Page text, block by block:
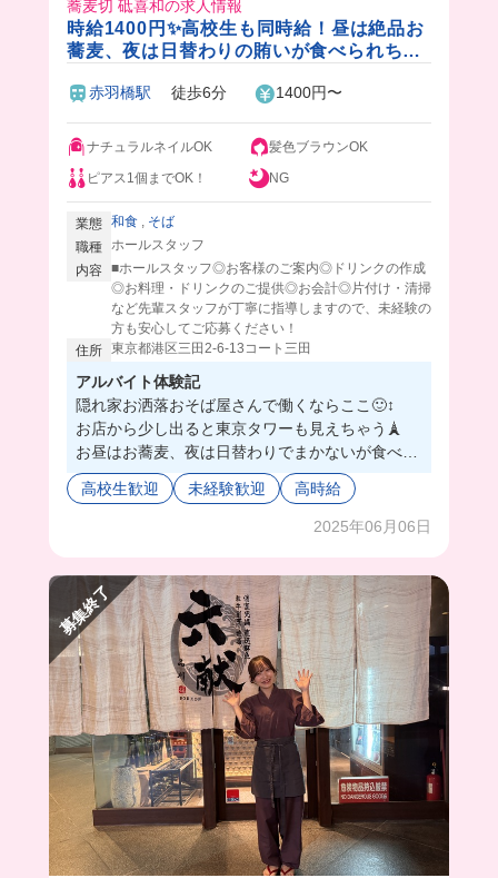
蕎麦切 砥喜和の求人情報
時給1400円✨高校生も同時給！昼は絶品お
蕎麦、夜は日替わりの賄いが食べられちゃ
赤羽橋駅 徒歩6分 1400円〜
ナチュラルネイルOK
髪色ブラウンOK
ピアス1個までOK！
NG
業態 和食 , そば
職種 ホールスタッフ
内容 ■ホールスタッフ◎お客様のご案内◎ドリンクの作成
◎お料理・ドリンクのご提供◎お会計◎片付け・清掃
など先輩スタッフが丁寧に指導しますので、未経験の
方も安心してご応募ください！
住所 東京都港区三田2-6-13コート三田
アルバイト体験記
隠れ家お洒落おそば屋さんで働くならここ🙂‍↕️
お店から少し出ると東京タワーも見えちゃう🗼
お昼はお蕎麦、夜は日替わりでまかないが食べら
れるのも最高🥹
お蕎麦がとにかく美味しいから毎日働きたくなっ
スタッフさんもみんな優しくて働きやすいよ🥹
高校生歓迎 未経験歓迎 高時給
2025年06月06日
募集終了